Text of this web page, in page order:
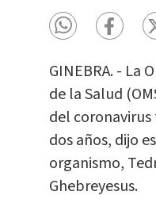
GINEBRA. - La
de la Salud
del
dos años, dijo
organismo,
Ghebreyesus.